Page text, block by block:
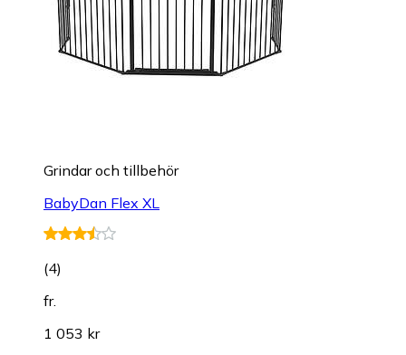
Grindar och tillbehör
BabyDan Flex XL
(4)
fr.
1 053 kr